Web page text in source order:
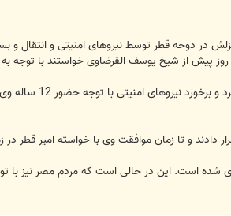
در دوحه قطر توسط نیروهای امنیتی و انتقال
روز پیش از شیخ یوسف القرضاوی خواستند با
قرضاوی با طفره
دادند و تا زمان موافقت وی با خواسته امیر قطر
است. این در حالی است که مردم مصر نیز با